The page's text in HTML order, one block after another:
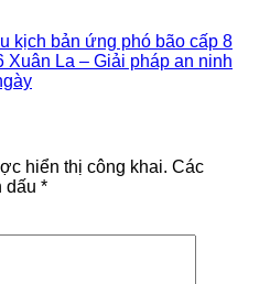
kịch bản ứng phó bão cấp 8
Xuân La – Giải pháp an ninh
hiển thị công khai. Các
dấu *